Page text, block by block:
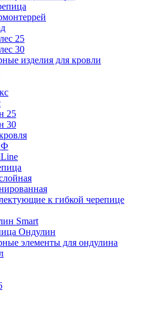
25
30
изделия для кровли
25
30
к гибкой черепице
Smart
Ондулин
элементы для ондулина